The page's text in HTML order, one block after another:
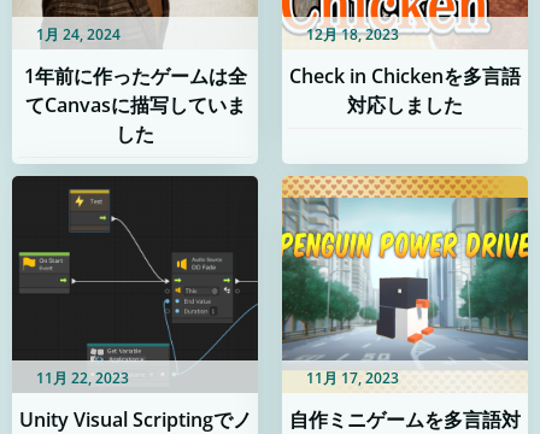
1月 24, 2024
1年前に作ったゲームは全
てCanvasに描写していま
した
12月 18, 2023
Check in Chickenを多言語
対応しました
11月 22, 2023
Unity Visual Scriptingでノ
11月 17, 2023
自作ミニゲームを多言語対